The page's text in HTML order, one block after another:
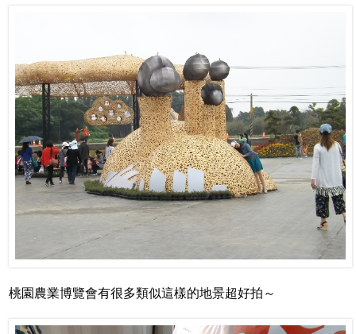
桃園農業博覽會有很多類似這樣的地景超好拍～